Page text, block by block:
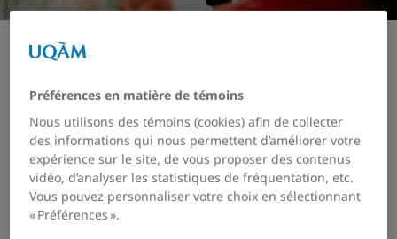
Membres
Programmation de recherche
Publications scientifiques
Dans les médias
ARTICLE :
Syndrome de l’imposteur au travail :
quand le doute ronge la performance
(Article, Pratiques RH, 13 mai 2025)
Préférences en matière de témoins
Nous utilisons des témoins (cookies) afin de collecter
des informations qui nous permettent d’améliorer votre
expérience sur le site, de vous proposer des contenus
vidéo, d’analyser les statistiques de fréquentation, etc.
Vous pouvez personnaliser votre choix en sélectionnant
« Préférences ».